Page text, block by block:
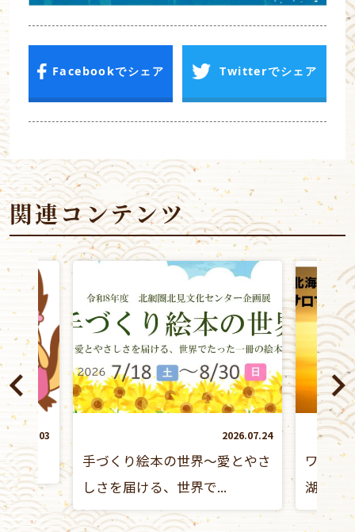
Facebookでシェア Twitterでシェア
関連コンテンツ
2025.06.03
ゃん
2026.07.24
手づくり絵本の世界～愛とやさ
しさを届ける、世界で...
ワッカ
湖の夕